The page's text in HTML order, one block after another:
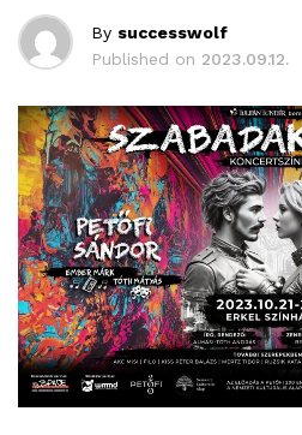
By successwolf
Published on 2023.09.12.